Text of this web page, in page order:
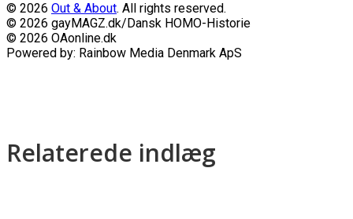
© 2026 Out & About. All rights reserved.
© 2026 gayMAGZ.dk/Dansk HOMO-Historie
© 2026 OAonline.dk
Powered by: Rainbow Media Denmark ApS
Relaterede indlæg